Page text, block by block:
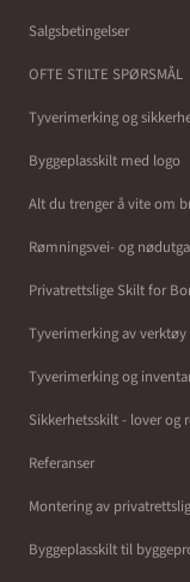
Salgsbetingelser
OFTE STILTE SPØRSMÅL
Tyverimerking og
Byggeplasskilt med logo
Alt du trenger å vite om
Rømningsvei- og
Privatrettslige Skilt for
Tyverimerking av verktøy
Tyverimerking og
Sikkerhetsskilt - lover og
Referanser
Montering av
Byggeplasskilt til